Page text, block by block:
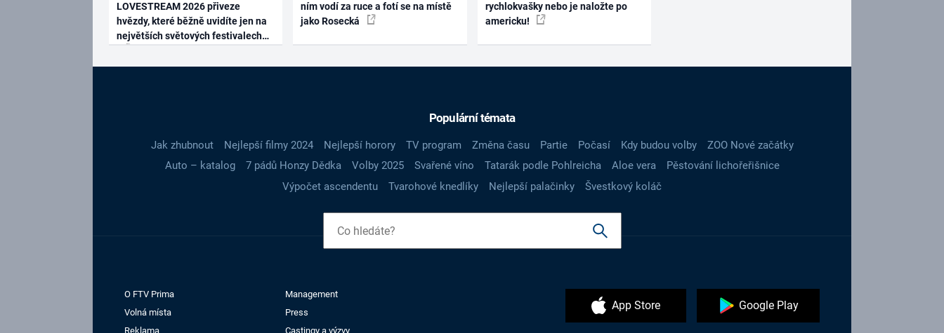
LOVESTREAM 2026 přiveze
hvězdy, které běžně uvidíte jen na
největších světových festivalech
ním vodí za ruce a fotí se na místě
jako Rosecká
rychlokvašky nebo je naložte po
americku!
Populární témata
Jak zhubnout Nejlepší filmy 2024 Nejlepší horory TV program Změna času Partie Počasí Kdy budou volby
ZOO Nové začátky
Auto – katalog
7 pádů Honzy Dědka Volby 2025 Svařené víno Tatarák podle Pohlreicha Aloe vera
Pěstování lichořeřišnice
Výpočet ascendentu
Tvarohové knedlíky Nejlepší palačinky Švestkový koláč
O FTV Prima
Management
Volná místa
Press
Reklama
Castingy a výzvy
App Store Google Play